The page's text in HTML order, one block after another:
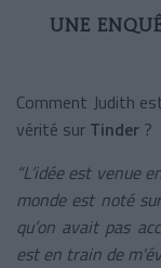
UNE
Comment Judith
vérité sur Tinder ?
“L’idée est venue
monde est noté
qu’on avait pas
est en train de